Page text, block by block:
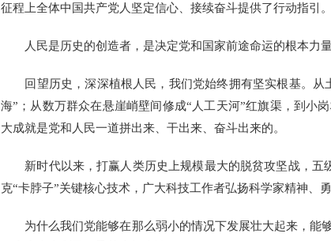
征程上全体中国共产党人坚定信心、接续奋斗提供了行动指引。
人民是历史的创造者，是决定党和国家前途命运的根本力量
回望历史，深深植根人民，我们党始终拥有坚实根基。从
海”；从数万群众在悬崖峭壁间修成“人工天河”红旗渠，到
大成就是党和人民一道拼出来、干出来、奋斗出来的。
新时代以来，打赢人类历史上规模最大的脱贫攻坚战，五
克“卡脖子”关键核心技术，广大科技工作者弘扬科学家精神
为什么我们党能够在那么弱小的情况下发展壮大起来，能